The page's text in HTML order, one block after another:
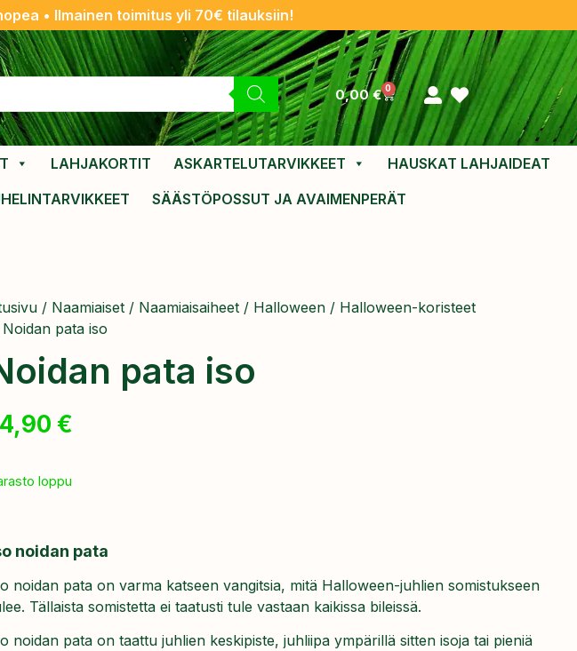
• Ilmainen toimitus yli 70€ tilauksiin!
0,00€ 0
LAHJAKORTIT ASKARTELUTARVIKKEET
HAUSKAT LAHJAIDEAT
SÄÄSTÖPOSSUT JA AVAIMENPERÄT
/ Naamiaiset / Naamiaisaiheet / Halloween / Halloween-koristeet
pata iso
pata iso
€
loppu
noidan pata
noidan pata on varma katseen vangitsia, mitä Halloween-juhlien somistukseen
Tällaista somistetta ei taatusti tule vastaan kaikissa bileissä.
noidan pata on taattu juhlien keskipiste, juhliipa ympärillä sitten isoja tai pieniä